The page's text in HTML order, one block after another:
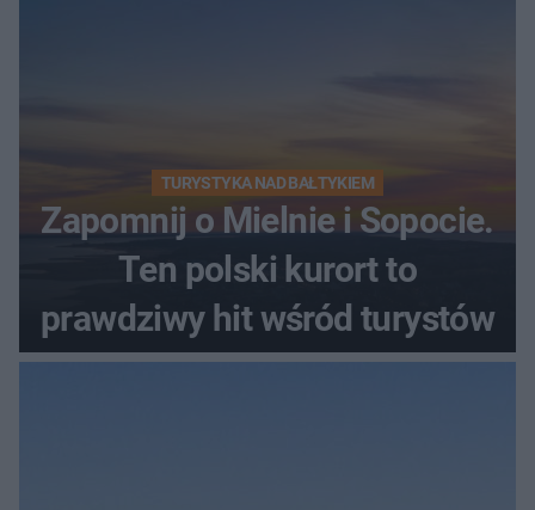
TURYSTYKA NAD BAŁTYKIEM
Zapomnij o Mielnie i Sopocie.
Ten polski kurort to
prawdziwy hit wśród turystów